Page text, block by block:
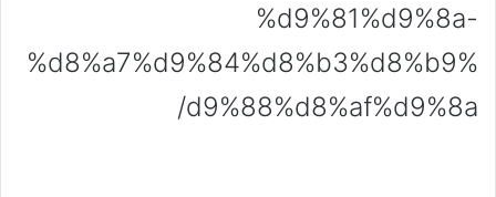
%d9%81%d9%8a-
%d8%a7%d9%84%d8%b3%d8%b9%
d9%88%d8%af%d9%8a/